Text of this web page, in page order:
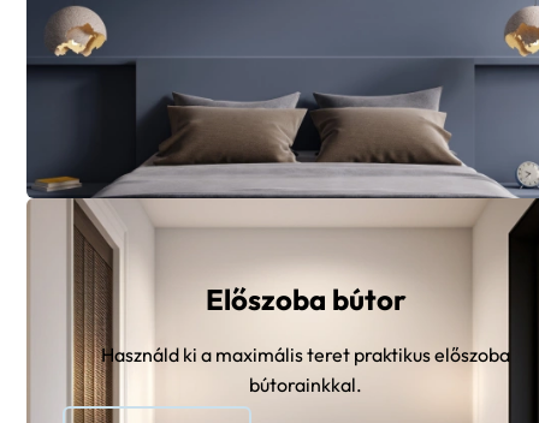
Előszoba bútor
Használd ki a maximális teret praktikus előszoba
bútorainkkal.
Megnézem